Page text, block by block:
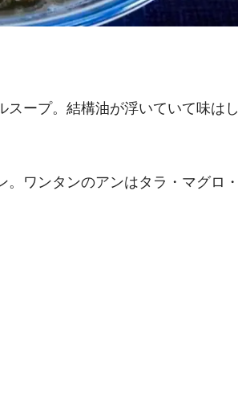
ープ。結構油が浮いていて味はし
ワンタンのアンはタラ・マグロ・